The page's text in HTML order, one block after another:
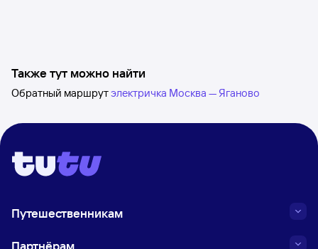
Также тут можно найти
Обратный маршрутэлектричка Москва — Яганово
Путешественникам
Партнёрам